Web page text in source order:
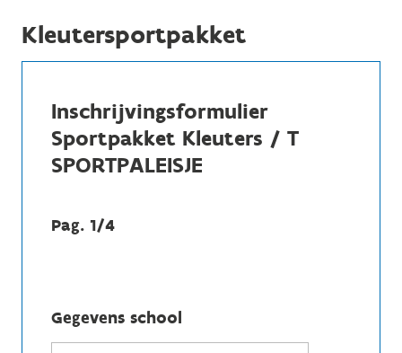
Kleutersportpakket
Inschrijvingsformulier
Sportpakket Kleuters / T
SPORTPALEISJE
Pag. 1/4
Gegevens school